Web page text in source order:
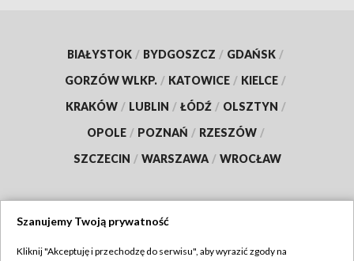
BIAŁYSTOK / BYDGOSZCZ / GDAŃSK /
GORZÓW WLKP. / KATOWICE / KIELCE /
KRAKÓW / LUBLIN / ŁÓDŹ / OLSZTYN /
OPOLE / POZNAŃ / RZESZÓW /
SZCZECIN / WARSZAWA / WROCŁAW
Szanujemy Twoją prywatność
Kliknij "Akceptuję i przechodzę do serwisu", aby wyrazić zgody na